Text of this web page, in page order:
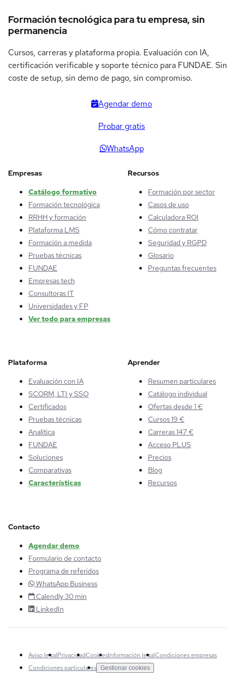
Formación tecnológica para tu empresa, sin
permanencia
Cursos, carreras y plataforma propia. Evaluación con IA,
certificación verificable y soporte técnico para FUNDAE. Sin
coste de setup, sin demo de pago, sin compromiso.
Agendar demo
Probar gratis
WhatsApp
Empresas
Catálogo formativo
Formación tecnológica
RRHH y formación
Plataforma LMS
Formación a medida
Pruebas técnicas
FUNDAE
Empresas tech
Consultoras IT
Universidades y FP
Ver todo para empresas
Recursos
Formación por sector
Casos de uso
Calculadora ROI
Cómo contratar
Seguridad y RGPD
Glosario
Preguntas frecuentes
Plataforma
Evaluación con IA
SCORM, LTI y SSO
Certificados
Pruebas técnicas
Analítica
FUNDAE
Soluciones
Comparativas
Características
Aprender
Resumen particulares
Catálogo individual
Ofertas desde 1 €
Cursos 19 €
Carreras 147 €
Acceso PLUS
Precios
Blog
Recursos
Contacto
Agendar demo
Formulario de contacto
Programa de referidos
WhatsApp Business
Calendly 30 min
LinkedIn
Aviso legalPrivacidadCookiesInformación legalCondiciones empresas
Condiciones particulares Gestionar cookies